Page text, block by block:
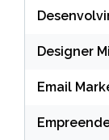
Designer
Email